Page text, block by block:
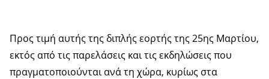
Προς τιμή αυτής της διπλής εορτής της 25ης Μαρτίου,
εκτός από τις παρελάσεις και τις εκδηλώσεις που
πραγματοποιούνται ανά τη χώρα, κυρίως στα